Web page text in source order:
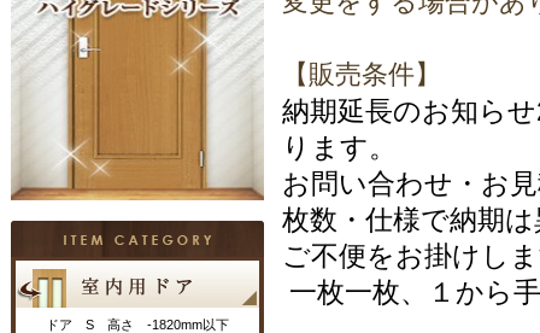
ドア S 高さ -1820mm以下
【販売条件】
納期延長のお知ら
ります。
お問い合わせ・お
枚数・仕様で納期
ご不便をお掛けし
一枚一枚、１から